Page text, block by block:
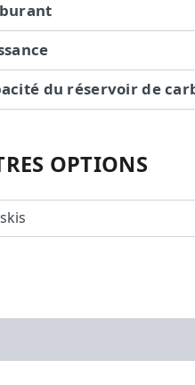
du réservoir de
OPTIONS